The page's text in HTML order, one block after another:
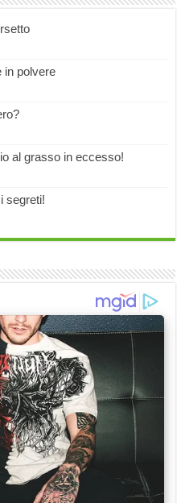
in polvere
al grasso in eccesso!
segreti!